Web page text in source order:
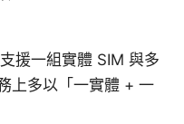
援一組實體 SIM 與多
上多以「一實體 + 一